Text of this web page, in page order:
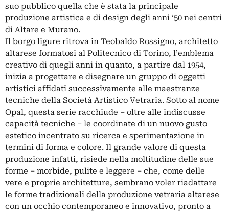
suo pubblico quella che è stata la principale
produzione artistica e di design degli anni ’50 nei centri
di Altare e Murano.
Il borgo ligure ritrova in Teobaldo Rossigno, architetto
altarese formatosi al Politecnico di Torino, l’emblema
creativo di quegli anni in quanto, a partire dal 1954,
inizia a progettare e disegnare un gruppo di oggetti
artistici affidati successivamente alle maestranze
tecniche della Società Artistico Vetraria. Sotto al nome
Opal, questa serie racchiude – oltre alle indiscusse
capacità tecniche – le coordinate di un nuovo gusto
estetico incentrato su ricerca e sperimentazione in
termini di forma e colore. Il grande valore di questa
produzione infatti, risiede nella moltitudine delle sue
forme – morbide, pulite e leggere – che, come delle
vere e proprie architetture, sembrano voler riadattare
le forme tradizionali della produzione vetraria altarese
con un occhio contemporaneo e innovativo, pronto a